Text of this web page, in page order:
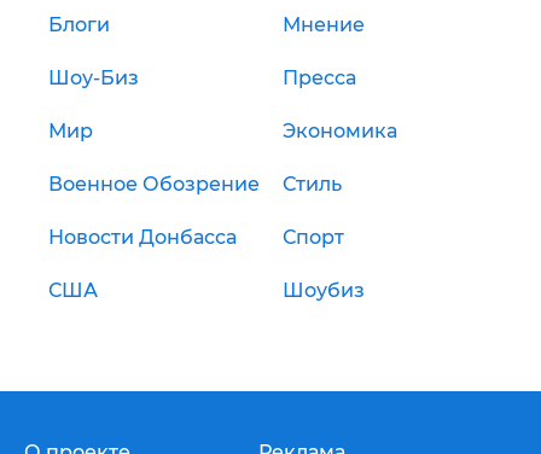
Блоги Мнение
Шоу-Биз Пресса
Мир Экономика
Военное Обозрение Стиль
Новости Донбасса Спорт
США Шоубиз